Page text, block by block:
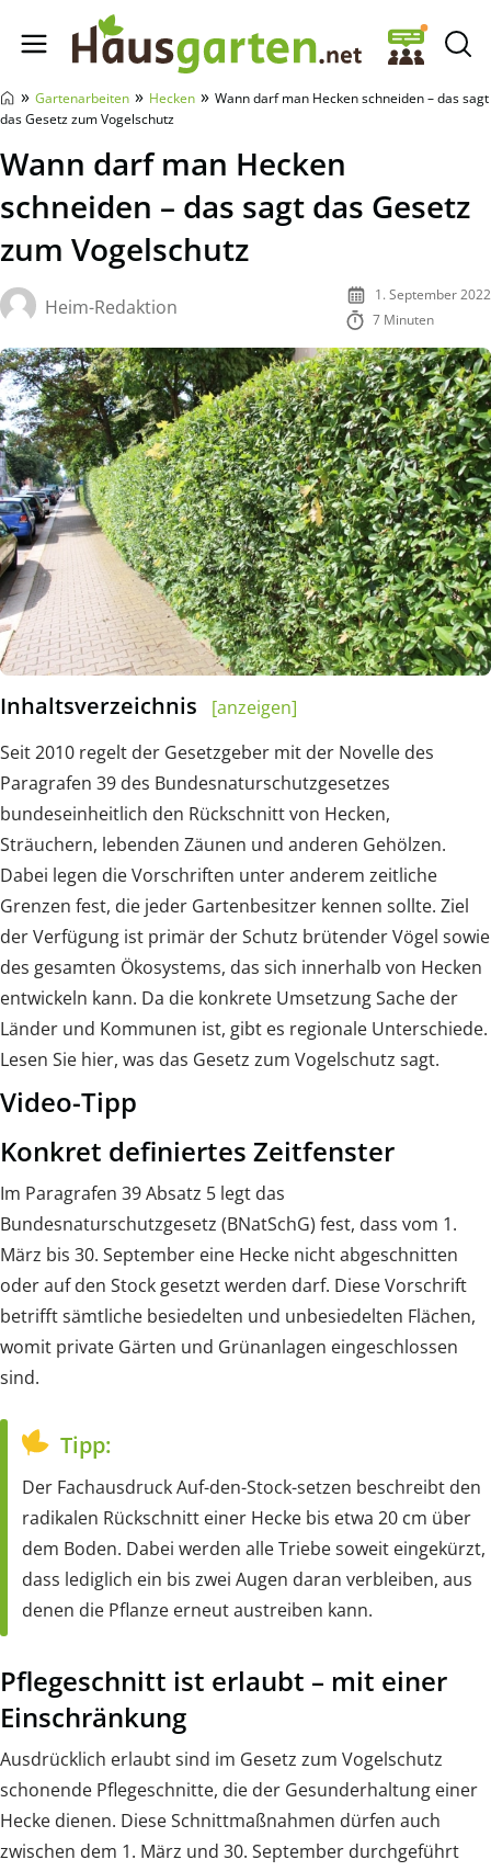
Hausgarten.net
» Gartenarbeiten » Hecken » Wann darf man Hecken schneiden – das sagt
das Gesetz zum Vogelschutz
Wann darf man Hecken
schneiden – das sagt das Gesetz
zum Vogelschutz
Heim-Redaktion
1. September 2022
7 Minuten
Inhaltsverzeichnis
[anzeigen]
Seit 2010 regelt der Gesetzgeber mit der Novelle des
Paragrafen 39 des Bundesnaturschutzgesetzes
bundeseinheitlich den Rückschnitt von Hecken,
Sträuchern, lebenden Zäunen und anderen Gehölzen.
Dabei legen die Vorschriften unter anderem zeitliche
Grenzen fest, die jeder Gartenbesitzer kennen sollte. Ziel
der Verfügung ist primär der Schutz brütender Vögel sowie
des gesamten Ökosystems, das sich innerhalb von Hecken
entwickeln kann. Da die konkrete Umsetzung Sache der
Länder und Kommunen ist, gibt es regionale Unterschiede.
Lesen Sie hier, was das Gesetz zum Vogelschutz sagt.
Video-Tipp
Konkret definiertes Zeitfenster
Im Paragrafen 39 Absatz 5 legt das
Bundesnaturschutzgesetz (BNatSchG) fest, dass vom 1.
März bis 30. September eine Hecke nicht abgeschnitten
oder auf den Stock gesetzt werden darf. Diese Vorschrift
betrifft sämtliche besiedelten und unbesiedelten Flächen,
womit private Gärten und Grünanlagen eingeschlossen
sind.
Tipp:
Der Fachausdruck Auf-den-Stock-setzen beschreibt den
radikalen Rückschnitt einer Hecke bis etwa 20 cm über
dem Boden. Dabei werden alle Triebe soweit eingekürzt,
dass lediglich ein bis zwei Augen daran verbleiben, aus
denen die Pflanze erneut austreiben kann.
Pflegeschnitt ist erlaubt – mit einer
Einschränkung
Ausdrücklich erlaubt sind im Gesetz zum Vogelschutz
schonende Pflegeschnitte, die der Gesunderhaltung einer
Hecke dienen. Diese Schnittmaßnahmen dürfen auch
zwischen dem 1. März und 30. September durchgeführt